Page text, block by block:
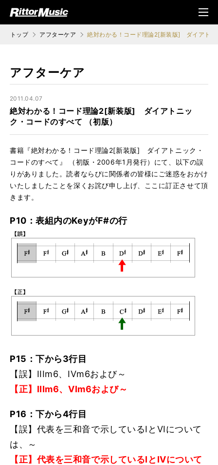
ジック (Rittor Musi
メニ
ュ
トップ アフターケア 絶対わかる！コード理論2[新装版] ダイアトニ
アフターケア
2011.04.07
絶対わかる！コード理論2[新装版] ダイアトニッ
ク・コードのすべて （初版）
書籍『絶対わかる！コード理論2[新装版] ダイアトニック・
コードのすべて』 （初版・2006年1月発行）にて、以下の誤
りがありました。読者ならびに関係者の皆様にご迷惑をおかけ
いたしましたことを深くお詫び申し上げ、ここに訂正させて頂
きます。
P10：表組内のKeyがF#の行
P15：下から3行目
【誤】IIIm6、IVm6および～
【正】IIIm6、VIm6および～
P16：下から4行目
【誤】代表を三和音で示しているIとVIについて
は、～
【正】代表を三和音で示しているIとIVについて